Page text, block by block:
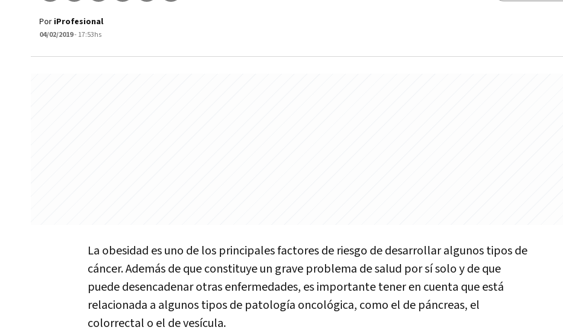
Por iProfesional
04/02/2019- 17:53hs
La obesidad esuno de los principalesfactoresde riesgo dedesarrollaralgunostiposde
cáncer.Ademásdequeconstituyeun grave problema desalud porsísoloydeque
puededesencadenarotrasenfermedades, esimportanteteneren cuenta queestá
relacionada a algunostiposde patología oncológica, como el de páncreas, el
colorrectal o el devesícula.